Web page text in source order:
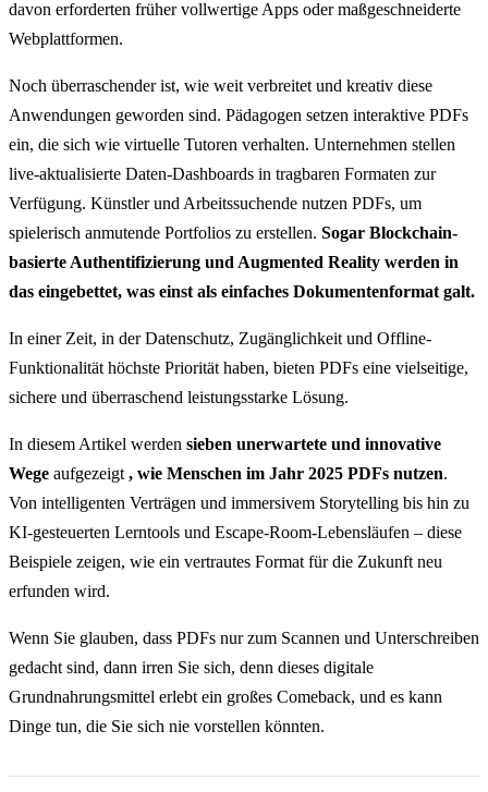
davon erforderten früher vollwertige Apps oder maßgeschneiderte
Webplattformen.
Noch überraschender ist, wie weit verbreitet und kreativ diese
Anwendungen geworden sind. Pädagogen setzen interaktive PDFs
ein, die sich wie virtuelle Tutoren verhalten. Unternehmen stellen
live-aktualisierte Daten-Dashboards in tragbaren Formaten zur
Verfügung. Künstler und Arbeitssuchende nutzen PDFs, um
spielerisch anmutende Portfolios zu erstellen. Sogar Blockchain-
basierte Authentifizierung und Augmented Reality werden in
das eingebettet, was einst als einfaches Dokumentenformat galt.
In einer Zeit, in der Datenschutz, Zugänglichkeit und Offline-
Funktionalität höchste Priorität haben, bieten PDFs eine vielseitige,
sichere und überraschend leistungsstarke Lösung.
In diesem Artikel werden sieben unerwartete und innovative
Wege aufgezeigt , wie Menschen im Jahr 2025 PDFs nutzen.
Von intelligenten Verträgen und immersivem Storytelling bis hin zu
KI-gesteuerten Lerntools und Escape-Room-Lebensläufen – diese
Beispiele zeigen, wie ein vertrautes Format für die Zukunft neu
erfunden wird.
Wenn Sie glauben, dass PDFs nur zum Scannen und Unterschreiben
gedacht sind, dann irren Sie sich, denn dieses digitale
Grundnahrungsmittel erlebt ein großes Comeback, und es kann
Dinge tun, die Sie sich nie vorstellen könnten.